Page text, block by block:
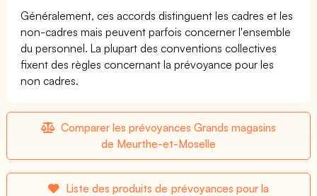
Généralement, ces accords distinguent les cadres et les
non-cadres mais peuvent parfois concerner l'ensemble
du personnel. La plupart des conventions collectives
fixent des règles concernant la prévoyance pour les
non cadres.
Comparer les prévoyances Grands magasins
de Meurthe-et-Moselle
Liste des produits de prévoyances pour la